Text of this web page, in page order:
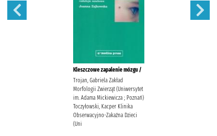
Kleszczowe zapalenie mózgu /
Trojan, Gabriela Zakład
Morfologii Zwierząt (Uniwersytet
im. Adama Mickiewicza ; Poznań)
Toczyłowski, Kacper Klinika
Obserwacyjno-Zakaźna Dzieci
(Uni